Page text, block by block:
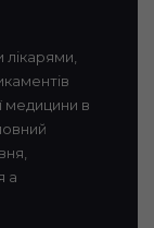
медицини в
а